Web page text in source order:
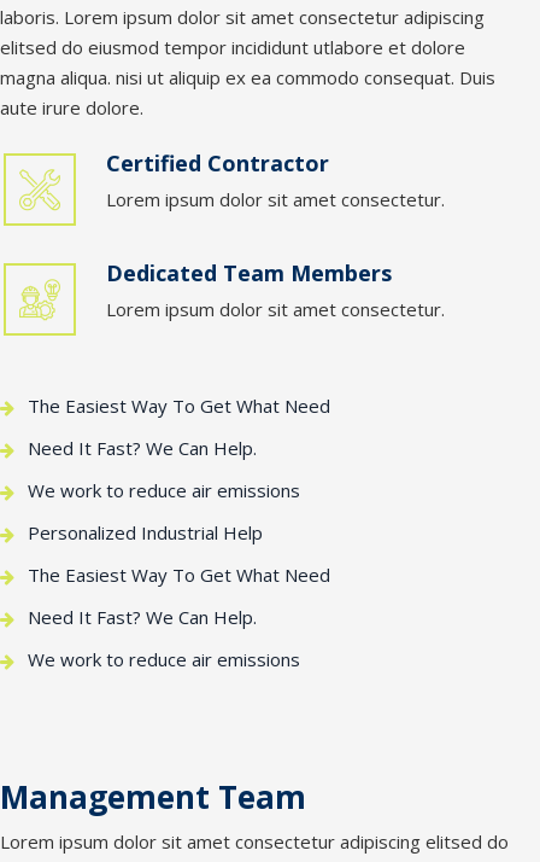
laboris. Lorem ipsum dolor sit amet consectetur adipiscing
elitsed do eiusmod tempor incididunt utlabore et dolore
magna aliqua. nisi ut aliquip ex ea commodo consequat. Duis
aute irure dolore.
Certified Contractor
Lorem ipsum dolor sit amet consectetur.
Dedicated Team Members
Lorem ipsum dolor sit amet consectetur.
The Easiest Way To Get What Need
Need It Fast? We Can Help.
We work to reduce air emissions
Personalized Industrial Help
The Easiest Way To Get What Need
Need It Fast? We Can Help.
We work to reduce air emissions
Management Team
Lorem ipsum dolor sit amet consectetur adipiscing elitsed do